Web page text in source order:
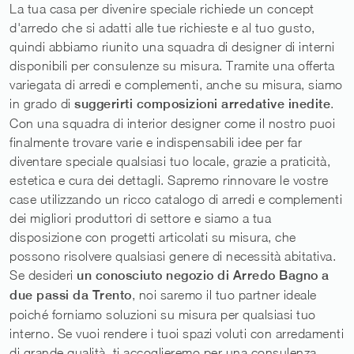
La tua casa per divenire speciale richiede un concept
d'arredo che si adatti alle tue richieste e al tuo gusto,
quindi abbiamo riunito una squadra di designer di interni
disponibili per consulenze su misura. Tramite una offerta
variegata di arredi e complementi, anche su misura, siamo
in grado di suggerirti composizioni arredative inedite.
Con una squadra di interior designer come il nostro puoi
finalmente trovare varie e indispensabili idee per far
diventare speciale qualsiasi tuo locale, grazie a praticità,
estetica e cura dei dettagli. Sapremo rinnovare le vostre
case utilizzando un ricco catalogo di arredi e complementi
dei migliori produttori di settore e siamo a tua
disposizione con progetti articolati su misura, che
possono risolvere qualsiasi genere di necessità abitativa.
Se desideri un conosciuto negozio di Arredo Bagno a
due passi da Trento, noi saremo il tuo partner ideale
poiché forniamo soluzioni su misura per qualsiasi tuo
interno. Se vuoi rendere i tuoi spazi voluti con arredamenti